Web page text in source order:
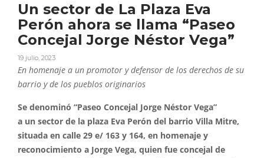
Un sector de La Plaza Eva
Perón ahora se llama “Paseo
Concejal Jorge Néstor Vega”
19 julio, 2023
En homenaje a un promotor y defensor de los derechos de su
barrio y de los pueblos originarios
Se denominó “Paseo Concejal Jorge Néstor Vega”
a un sector de la plaza Eva Perón del barrio Villa Mitre,
situada en calle 29 e/ 163 y 164, en homenaje y
reconocimiento a Jorge Vega, quien fue concejal de